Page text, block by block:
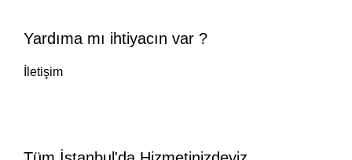
Yardıma mı ihtiyacın var ?
İletişim